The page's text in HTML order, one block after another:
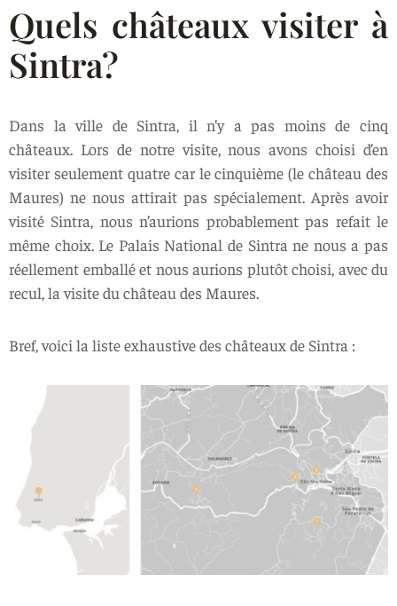
Quels châteaux visiter à
Sintra?
Dans la ville de Sintra, il n’y a pas moins de cinq
châteaux. Lors de notre visite, nous avons choisi d’en
visiter seulement quatre car le cinquième (le château des
Maures) ne nous attirait pas spécialement. Après avoir
visité Sintra, nous n’aurions probablement pas refait le
même choix. Le Palais National de Sintra ne nous a pas
réellement emballé et nous aurions plutôt choisi, avec du
recul, la visite du château des Maures.
Bref, voici la liste exhaustive des châteaux de Sintra :